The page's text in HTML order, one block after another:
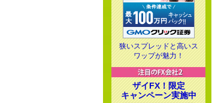
狭いスプレッドと高いス
ワップが魅力！
ザイFX！限定
キャンペーン実施中